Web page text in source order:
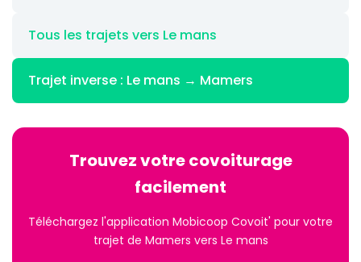
Tous les trajets vers Le mans
Trajet inverse : Le mans → Mamers
Trouvez votre covoiturage
facilement
Téléchargez l'application Mobicoop Covoit' pour votre
trajet de Mamers vers Le mans